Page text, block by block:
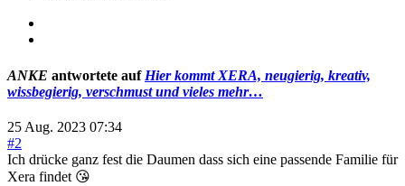
ANKE antwortete auf Hier kommt XERA, neugierig, kreativ,
wissbegierig, verschmust und vieles mehr…
25 Aug. 2023 07:34
#2
Ich drücke ganz fest die Daumen dass sich eine passende Familie für
Xera findet 😘